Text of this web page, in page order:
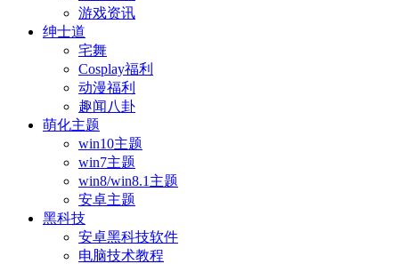
游戏资讯
绅士道
宅舞
Cosplay福利
动漫福利
趣闻八卦
萌化主题
win10主题
win7主题
win8/win8.1主题
安卓主题
黑科技
安卓黑科技软件
电脑技术教程